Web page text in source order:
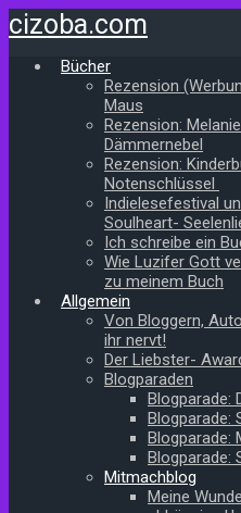
Zum
Hauptinhalt
springen
cizoba.com
Bücher
Rezension
Maus
Rezension:
Dämmernebel
Rezension:
Notenschlüssel
Indielesefestival
Soulheart-
Ich schreibe ein
Wie Luzifer Gott
zu meinem Buch
Allgemein
Von Bloggern,
ihr nervt!
Der Liebster-
Blogparaden
Blogparade:
Blogparade:
Blogparade:
Blogparade:
Mitmachblog
Meine